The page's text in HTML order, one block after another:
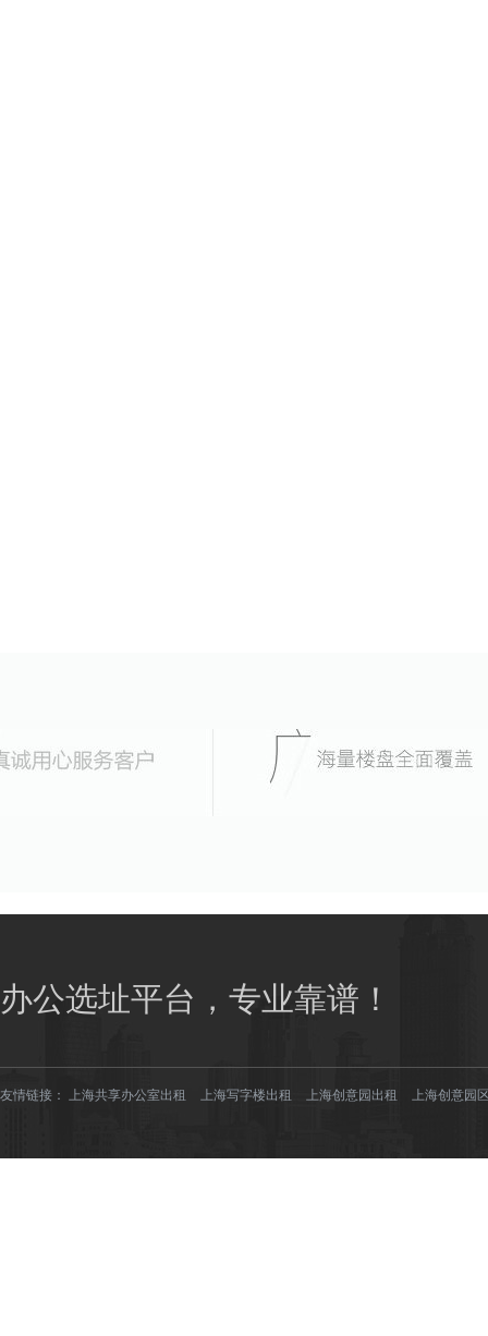
办公选址平台，专业靠谱！
友情链接： 上海共享办公室出租 上海写字楼出租 上海创意园出租 上海创意园